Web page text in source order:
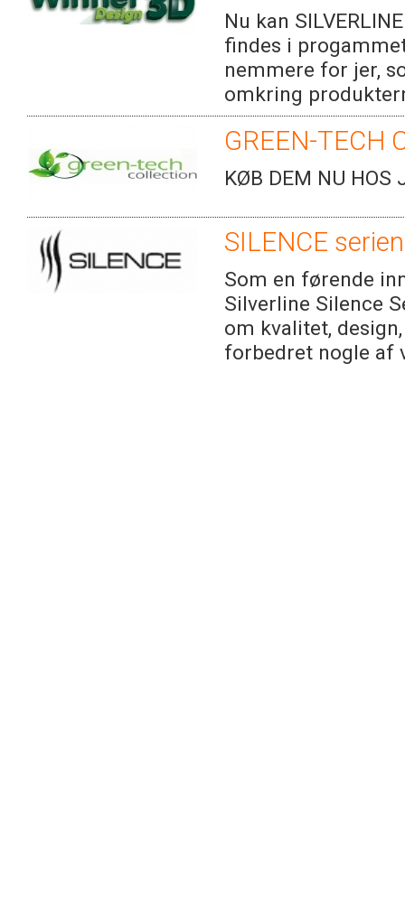
Nu kan
findes i
nemmere for jer,
omkring
GREEN-TECH
KØB DEM NU HOS
SILENCE serien
Som en førende
Silverline Silence
om kvalitet,
forbedret nogle af